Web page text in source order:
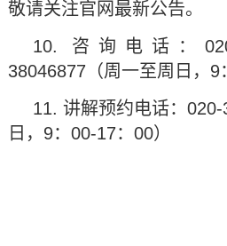
敬请关注官网最新公告。
10. 咨询电话：
38046877（周一至周日，9
11. 讲解预约电话：
日，9：00-17：00）